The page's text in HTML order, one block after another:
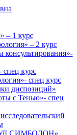
– 1 курс
– 2 курс
спец курс
спец курс
диспозиций»
с Тенью»- спец
СИМБОЛОН»